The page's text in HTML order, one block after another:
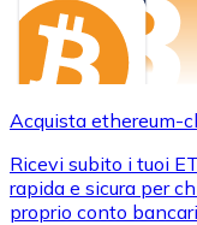
Acquista ethereum-
Ricevi subito i tuoi
rapida e sicura per
proprio conto